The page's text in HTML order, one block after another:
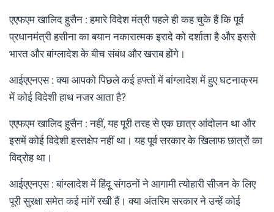
एएफएम खालिद हुसैन : हमारे विदेश मंत्री पहले ही कह चुके हैं कि पूर्व
प्रधानमंत्री हसीना का बयान नकारात्मक इरादे को दर्शाता है और इससे
भारत और बांग्लादेश के बीच संबंध और खराब होंगे।
आईएएनएस : क्या आपको पिछले कई हफ्तों में बांग्लादेश में हुए घटनाक्रम
में कोई विदेशी हाथ नजर आता है?
एएफएम खालिद हुसैन : नहीं, यह पूरी तरह से एक छात्र आंदोलन था और
इसमें कोई विदेशी हस्तक्षेप नहीं था। यह पूर्व सरकार के खिलाफ छात्रों का
विद्रोह था।
आईएएनएस : बांग्लादेश में हिंदू संगठनों ने आगामी त्योहारी सीजन के लिए
पूरी सुरक्षा समेत कई मांगें रखी हैं। क्या अंतरिम सरकार ने उन्हें कोई